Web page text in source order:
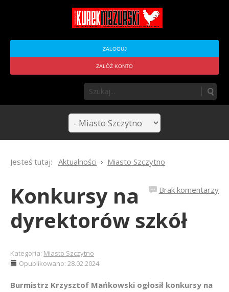
ZALOGUJ
ZAŁÓŻ KONTO
Jesteś tutaj: Aktualności Miasto Szczytno
Brak komentarzy
Konkursy na
dyrektorów szkół
Kategoria: Miasto Szczytno
Opublikowano: 28.02.2024
Burmistrz Krzysztof Mańkowski ogłosił konkursy na